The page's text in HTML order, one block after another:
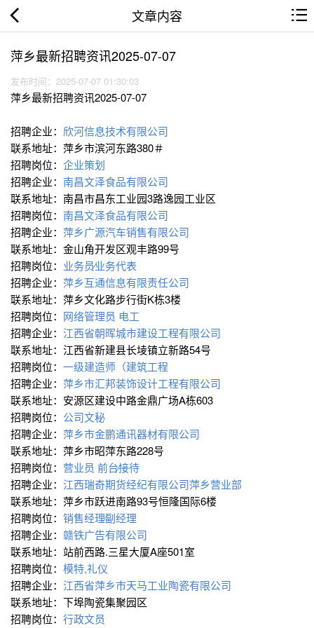
文章内容
萍乡最新招聘资讯2025-07-07
发布时间：2025-07-07 01:30:03
萍乡最新招聘资讯2025-07-07
招聘企业： 欣河信息技术有限公司
联系地址：萍乡市滨河东路380＃
招聘岗位： 企业策划
招聘企业： 南昌文泽食品有限公司
联系地址：南昌市昌东工业园3路逸园工业区
招聘岗位： 南昌文泽食品有限公司
招聘企业： 萍乡广源汽车销售有限公司
联系地址：金山角开发区观丰路99号
招聘岗位： 业务员∕业务代表
招聘企业： 萍乡互通信息有限责任公司
联系地址：萍乡文化路步行街K栋3楼
招聘岗位： 网络管理员 电工
招聘企业： 江西省朝晖城市建设工程有限公司
联系地址：江西省新建县长堎镇立新路54号
招聘岗位： 一级建造师（建筑工程
招聘企业： 萍乡市汇邦装饰设计工程有限公司
联系地址：安源区建设中路金鼎广场A栋603
招聘岗位： 公司文秘
招聘企业： 萍乡市金鹏通讯器材有限公司
联系地址：萍乡市昭萍东路228号
招聘岗位： 营业员 前台∕接待
招聘企业： 江西瑞奇期货经纪有限公司萍乡营业部
联系地址：萍乡市跃进南路93号恒隆国际6楼
招聘岗位： 销售经理∕副经理
招聘企业： 赣铁广告有限公司
联系地址：站前西路.三星大厦A座501室
招聘岗位： 模特,礼仪
招聘企业： 江西省萍乡市天马工业陶瓷有限公司
联系地址：下埠陶瓷集聚园区
招聘岗位： 行政文员